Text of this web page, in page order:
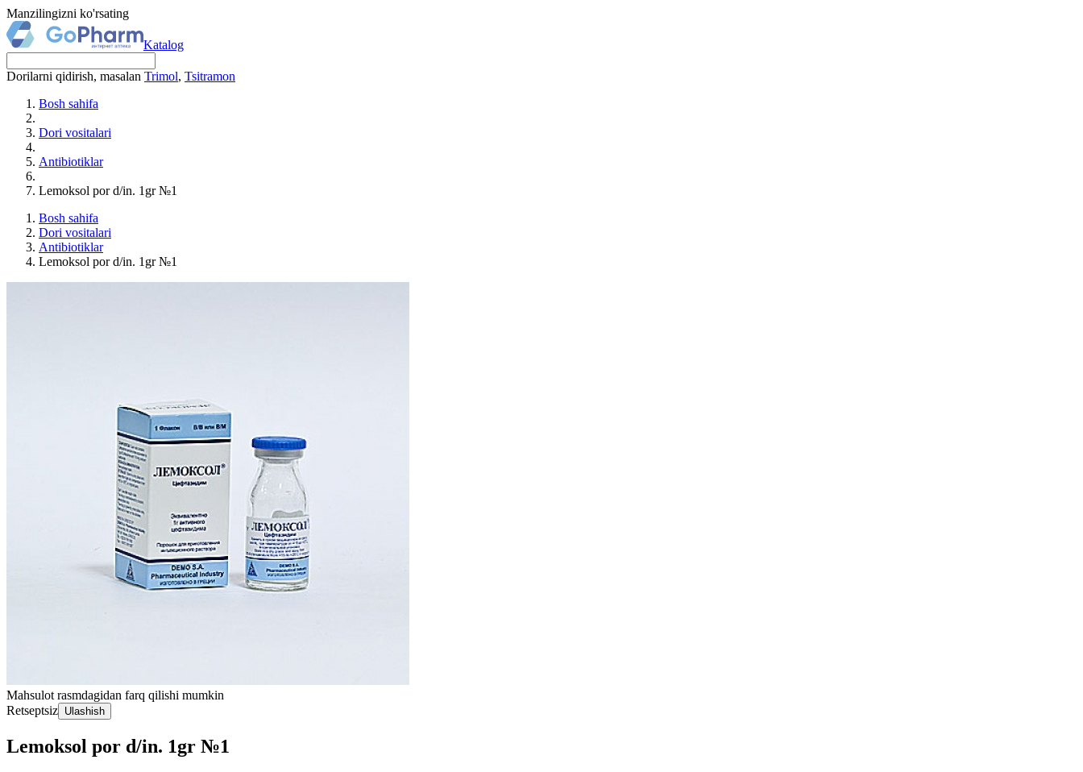
Manzilingizni ko'rsating
Katalog
Dorilarni qidirish, masalan Trimol, Tsitramon
Bosh sahifa
Dori vositalari
Antibiotiklar
Lemoksol por d/in. 1gr №1
Bosh sahifa
Dori vositalari
Antibiotiklar
Lemoksol por d/in. 1gr №1
Mahsulot rasmdagidan farq qilishi mumkin
Retseptsiz Ulashish
Lemoksol por d/in. 1gr №1